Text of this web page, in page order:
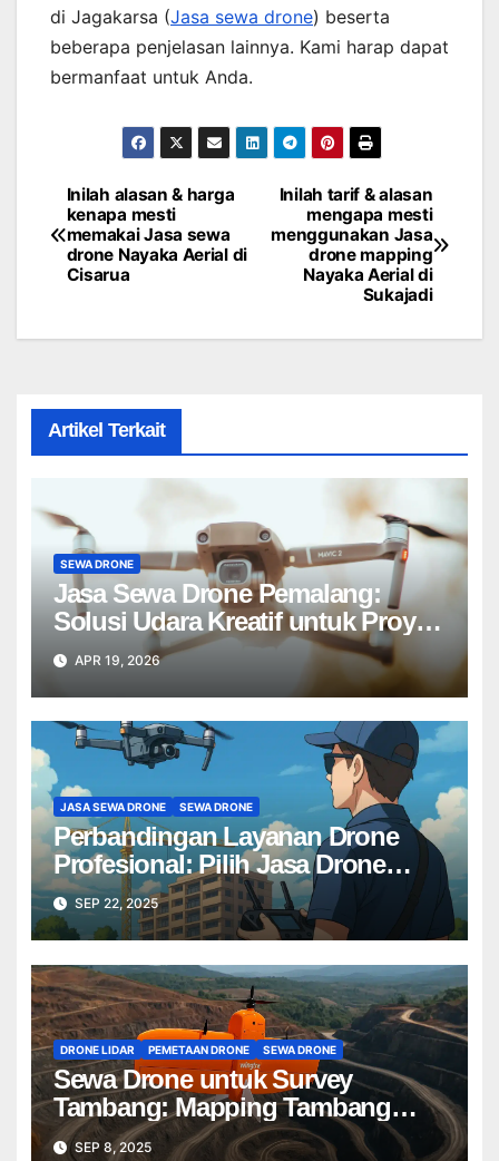
di Jagakarsa (Jasa sewa drone) beserta
beberapa penjelasan lainnya. Kami harap dapat
bermanfaat untuk Anda.
Post
navigation
Inilah tarif & alasan
mengapa mesti
menggunakan Jasa
drone mapping
Nayaka Aerial di
Sukajadi
Inilah alasan & harga
kenapa mesti
memakai Jasa sewa
drone Nayaka Aerial di
Cisarua
Artikel Terkait
SEWA DRONE
Jasa Sewa Drone Pemalang:
Solusi Udara Kreatif untuk Proyek
Anda Tanpa Batas】
APR 19, 2026
JASA SEWA DRONE SEWA DRONE
Perbandingan Layanan Drone
Profesional: Pilih Jasa Drone
Terbaik untuk Proyek Anda
SEP 22, 2025
DRONE LIDAR PEMETAAN DRONE SEWA DRONE
Sewa Drone untuk Survey
Tambang: Mapping Tambang
Profesional Lebih Cepat & Akurat
SEP 8, 2025